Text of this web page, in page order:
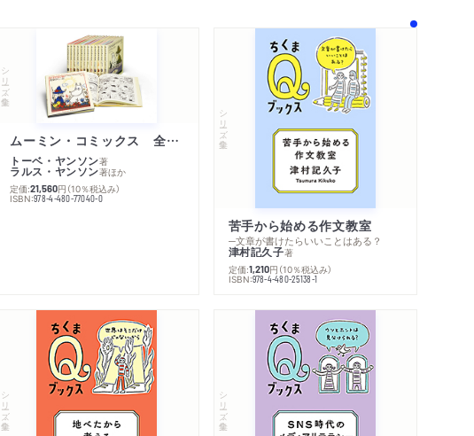
シリーズ・全集
ムーミン・コミックス 全１４巻セット
トーベ・ヤンソン著
ラルス・ヤンソン著ほか
定価:21,560円 （10％税込み）
ISBN:978-4-480-77040-0
シリーズ・全集
苦手から始める作文教室
─文章が書けたらいいことはある？
津村記久子著
定価:1,210円 （10％税込み）
ISBN:978-4-480-25138-1
シリーズ・全集 シリーズ・全集